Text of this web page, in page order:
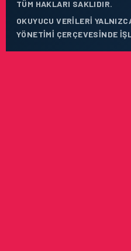
TÜM HAKLARI SAKLIDIR.
OKUYUCU VERILERI
YÖNETIMI ÇERÇEVESINDE